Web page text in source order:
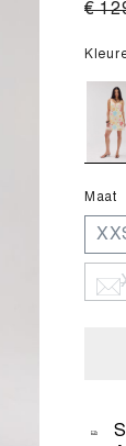
€
Maat